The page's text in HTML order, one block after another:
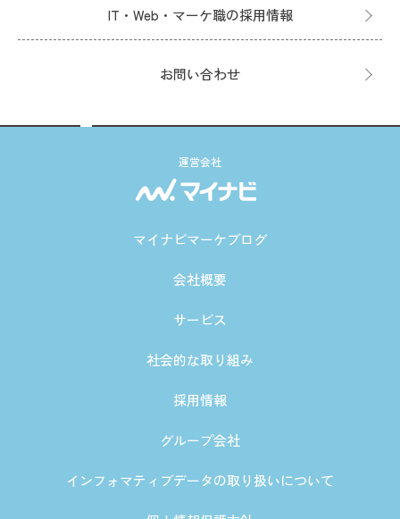
IT・Web・マーケ職の採用情報
お問い合わせ
運営会社
マイナビマーケブログ
会社概要
サービス
社会的な取り組み
採用情報
グループ会社
インフォマティブデータの取り扱いについて